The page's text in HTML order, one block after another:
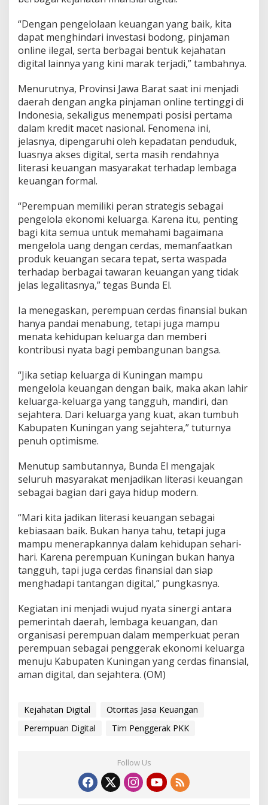
“Dengan pengelolaan keuangan yang baik, kita
dapat menghindari investasi bodong, pinjaman
online ilegal, serta berbagai bentuk kejahatan
digital lainnya yang kini marak terjadi,” tambahnya.
Menurutnya, Provinsi Jawa Barat saat ini menjadi
daerah dengan angka pinjaman online tertinggi di
Indonesia, sekaligus menempati posisi pertama
dalam kredit macet nasional. Fenomena ini,
jelasnya, dipengaruhi oleh kepadatan penduduk,
luasnya akses digital, serta masih rendahnya
literasi keuangan masyarakat terhadap lembaga
keuangan formal.
“Perempuan memiliki peran strategis sebagai
pengelola ekonomi keluarga. Karena itu, penting
bagi kita semua untuk memahami bagaimana
mengelola uang dengan cerdas, memanfaatkan
produk keuangan secara tepat, serta waspada
terhadap berbagai tawaran keuangan yang tidak
jelas legalitasnya,” tegas Bunda El.
Ia menegaskan, perempuan cerdas finansial bukan
hanya pandai menabung, tetapi juga mampu
menata kehidupan keluarga dan memberi
kontribusi nyata bagi pembangunan bangsa.
“Jika setiap keluarga di Kuningan mampu
mengelola keuangan dengan baik, maka akan lahir
keluarga-keluarga yang tangguh, mandiri, dan
sejahtera. Dari keluarga yang kuat, akan tumbuh
Kabupaten Kuningan yang sejahtera,” tuturnya
penuh optimisme.
Menutup sambutannya, Bunda El mengajak
seluruh masyarakat menjadikan literasi keuangan
sebagai bagian dari gaya hidup modern.
“Mari kita jadikan literasi keuangan sebagai
kebiasaan baik. Bukan hanya tahu, tetapi juga
mampu menerapkannya dalam kehidupan sehari-
hari. Karena perempuan Kuningan bukan hanya
tangguh, tapi juga cerdas finansial dan siap
menghadapi tantangan digital,” pungkasnya.
Kegiatan ini menjadi wujud nyata sinergi antara
pemerintah daerah, lembaga keuangan, dan
organisasi perempuan dalam memperkuat peran
perempuan sebagai penggerak ekonomi keluarga
menuju Kabupaten Kuningan yang cerdas finansial,
aman digital, dan sejahtera. (OM)
Kejahatan Digital
Otoritas Jasa Keuangan
Perempuan Digital
Tim Penggerak PKK
Follow Us